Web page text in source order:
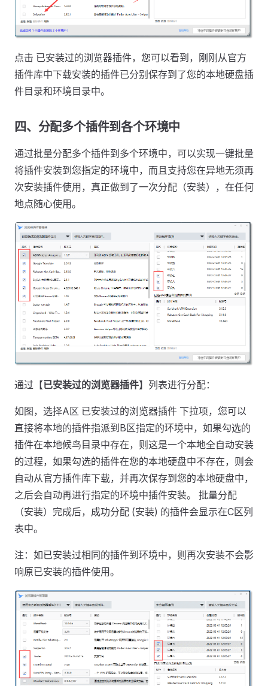
点击 已安装过的浏览器插件，您可以看到，刚刚从官方
插件库中下载安装的插件已分别保存到了您的本地硬盘插
件目录和环境目录中。
四、分配多个插件到各个环境中
通过批量分配多个插件到多个环境中，可以实现一键批量
将插件安装到您指定的环境中，而且支持您在异地无须再
次安装插件使用，真正做到了一次分配（安装），在任何
地点随心使用。
通过【已安装过的浏览器插件】列表进行分配：
如图，选择A区 已安装过的浏览器插件 下拉项，您可以
直接将本地的插件指派到B区指定的环境中，如果勾选的
插件在本地候鸟目录中存在，则这是一个本地全自动安装
的过程，如果勾选的插件在您的本地硬盘中不存在，则会
自动从官方插件库下载，并再次保存到您的本地硬盘中，
之后会自动再进行指定的环境中插件安装。 批量分配
（安装）完成后，成功分配 (安装) 的插件会显示在C区列
表中。
注：如已安装过相同的插件到环境中，则再次安装不会影
响原已安装的插件使用。